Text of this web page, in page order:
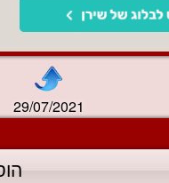
29/07/2021